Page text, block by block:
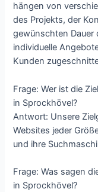
hängen von
des Projekts, der
gewünschten Dauer
individuelle
Kunden
Frage: Wer ist die
in Sprockhövel?
Antwort: Unsere
Websites jeder
und ihre
Frage: Was sagen
in Sprockhövel?